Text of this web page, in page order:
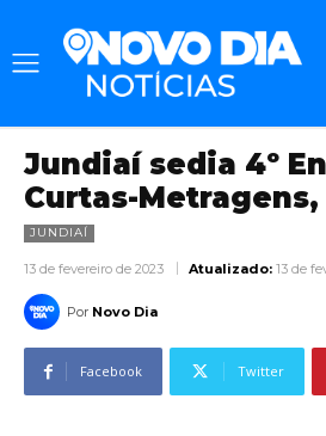
Jundiaí sedia 4º
Curtas-
JUNDIAÍ
13 de fevereiro de 2023 Atualizado: 13 de
Por Novo Dia
Facebook Twitter